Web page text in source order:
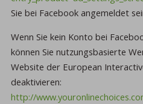
Sie bei Facebook angemeldet
Wenn Sie kein Konto bei
können Sie nutzungsbasierte
Website der European
deaktivieren:
http://